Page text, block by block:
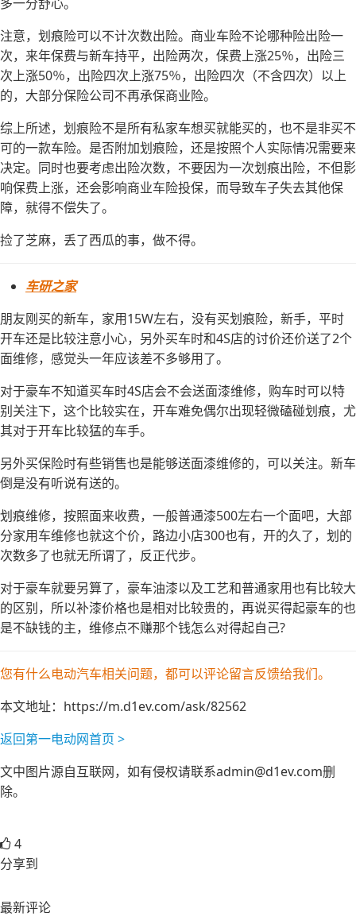
注意，划痕险可以不计次数出险。商业车险不论哪种险出险一
次，来年保费与新车持平，出险两次，保费上涨25％，出险三
次上涨50％，出险四次上涨75％，出险四次（不含四次）以上
的，大部分保险公司不再承保商业险。
综上所述，划痕险不是所有私家车想买就能买的，也不是非买不
可的一款车险。是否附加划痕险，还是按照个人实际情况需要来
决定。同时也要考虑出险次数，不要因为一次划痕出险，不但影
响保费上涨，还会影响商业车险投保，而导致车子失去其他保
障，就得不偿失了。
捡了芝麻，丢了西瓜的事，做不得。
车研之家
朋友刚买的新车，家用15W左右，没有买划痕险，新手，平时
开车还是比较注意小心，另外买车时和4S店的讨价还价送了2个
面维修，感觉头一年应该差不多够用了。
对于豪车不知道买车时4S店会不会送面漆维修，购车时可以特
别关注下，这个比较实在，开车难免偶尔出现轻微磕碰划痕，尤
其对于开车比较猛的车手。
另外买保险时有些销售也是能够送面漆维修的，可以关注。新车
倒是没有听说有送的。
划痕维修，按照面来收费，一般普通漆500左右一个面吧，大部
分家用车维修也就这个价，路边小店300也有，开的久了，划的
次数多了也就无所谓了，反正代步。
对于豪车就要另算了，豪车油漆以及工艺和普通家用也有比较大
的区别，所以补漆价格也是相对比较贵的，再说买得起豪车的也
是不缺钱的主，维修点不赚那个钱怎么对得起自己?
您有什么电动汽车相关问题，都可以评论留言反馈给我们。
本文地址： https://m.d1ev.com/ask/82562
返回第一电动网首页 >
文中图片源自互联网，如有侵权请联系admin@d1ev.com删
除。
4
分享到
最新评论